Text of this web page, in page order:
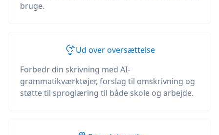
bruge.
Ud over oversættelse
Forbedr din skrivning med AI-
grammatikværktøjer, forslag til omskrivning og
støtte til sproglæring til både skole og arbejde.